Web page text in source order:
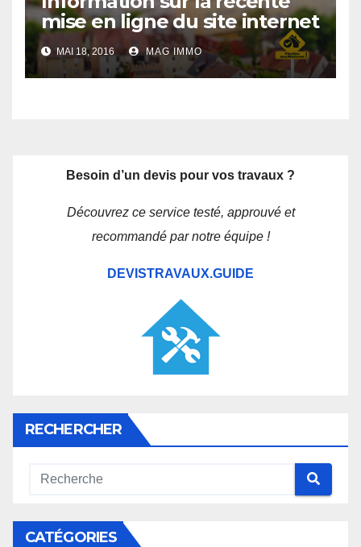
mise en ligne du site internet
Verifiemamaison.com
MAI 18, 2016 MAG IMMO
Besoin d’un devis pour vos travaux ?
Découvrez ce service testé, approuvé et
recommandé par notre équipe !
DEVISTRAVAUX.GUIDE
RECHERCHER
CATÉGORIES